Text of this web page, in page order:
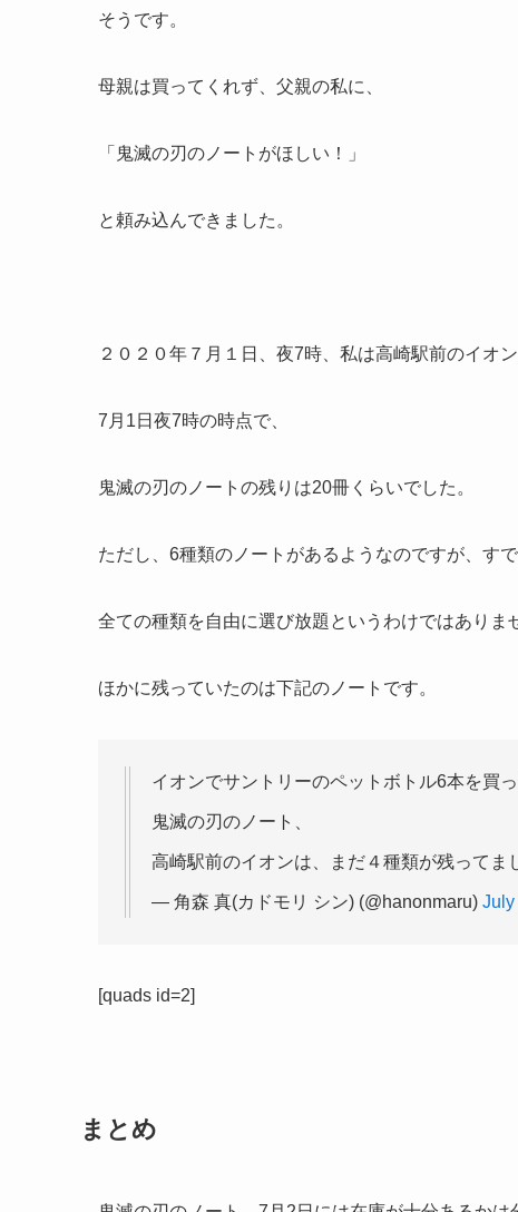
そうです。
母親は買ってくれず、父親の私に、
「鬼滅の刃のノートがほしい！」
と頼み込んできました。
２０２０年７月１日、夜7時、私は高崎駅前のイオ
7月1日夜7時の時点で、
鬼滅の刃のノートの残りは20冊くらいでした。
ただし、6種類のノートがあるようなのですが、す
全ての種類を自由に選び放題というわけではありま
ほかに残っていたのは下記のノートです。
イオンでサントリーのペットボトル6本を買
鬼滅の刃のノート、
高崎駅前のイオンは、まだ４種類が残ってま
— 角森 真(カドモリ シン) (@hanonmaru) July
[quads id=2]
まとめ